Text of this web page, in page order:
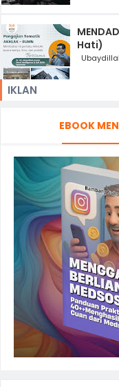
Hati)
IKLAN
EBOOK